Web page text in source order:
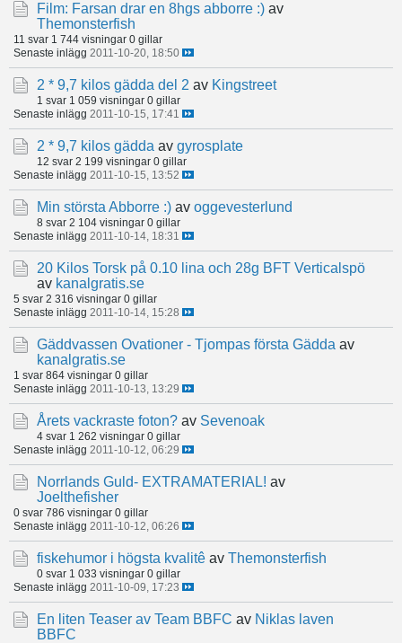
Film: Farsan drar en 8hgs abborre :) av
Themonsterfish
11 svar 1 744 visningar 0 gillar
Senaste inlägg 2011-10-20, 18:50
2 * 9,7 kilos gädda del 2 av Kingstreet
1 svar 1 059 visningar 0 gillar
Senaste inlägg 2011-10-15, 17:41
2 * 9,7 kilos gädda av gyrosplate
12 svar 2 199 visningar 0 gillar
Senaste inlägg 2011-10-15, 13:52
Min största Abborre :) av oggevesterlund
8 svar 2 104 visningar 0 gillar
Senaste inlägg 2011-10-14, 18:31
20 Kilos Torsk på 0.10 lina och 28g BFT Verticalspö
av kanalgratis.se
5 svar 2 316 visningar 0 gillar
Senaste inlägg 2011-10-14, 15:28
Gäddvassen Ovationer - Tjompas första Gädda av
kanalgratis.se
1 svar 864 visningar 0 gillar
Senaste inlägg 2011-10-13, 13:29
Årets vackraste foton? av Sevenoak
4 svar 1 262 visningar 0 gillar
Senaste inlägg 2011-10-12, 06:29
Norrlands Guld- EXTRAMATERIAL! av
Joelthefisher
0 svar 786 visningar 0 gillar
Senaste inlägg 2011-10-12, 06:26
fiskehumor i högsta kvalitê av Themonsterfish
0 svar 1 033 visningar 0 gillar
Senaste inlägg 2011-10-09, 17:23
En liten Teaser av Team BBFC av Niklas laven
BBFC